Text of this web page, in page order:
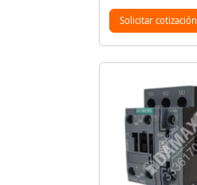
Solicitar cotización